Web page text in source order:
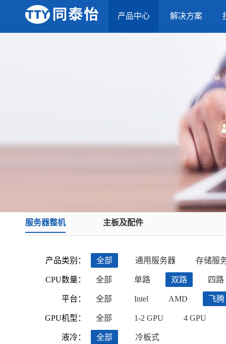
产品中心 解决方案
服务器整机 主板及配件
产品类别：
CPU数量：
平台：
GPU机型：
液冷：
全部 通用服务器 存储服
全部 单路 双路 四路
全部 Intel AMD 飞腾
全部 1-2 GPU 4 GPU
全部 冷板式